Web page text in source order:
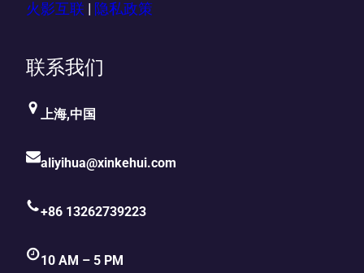
火影互联 隐私政策
联系我们
上海,中国
aliyihua@xinkehui.com
+86 13262739223
10 AM – 5 PM